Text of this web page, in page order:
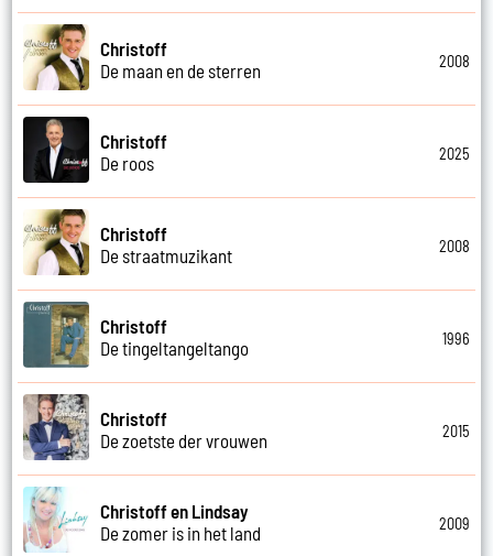
Christoff
De maan en de sterren
2008
Christoff
De roos
2025
Christoff
De straatmuzikant
2008
Christoff
De tingeltangeltango
1996
Christoff
De zoetste der vrouwen
2015
Christoff en Lindsay
De zomer is in het land
2009